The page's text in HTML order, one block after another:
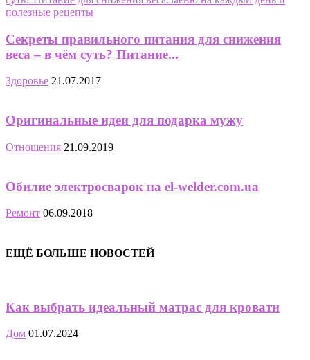
Секреты правильного питания для снижения
веса – в чём суть? Питание...
Здоровье 21.07.2017
Оригинальные идеи для подарка мужу
Отношения 21.09.2019
Обилие электросварок на el-welder.com.ua
Ремонт 06.09.2018
ЕЩЁ БОЛЬШЕ НОВОСТЕЙ
Как выбрать идеальный матрас для кровати
Дом 01.07.2024